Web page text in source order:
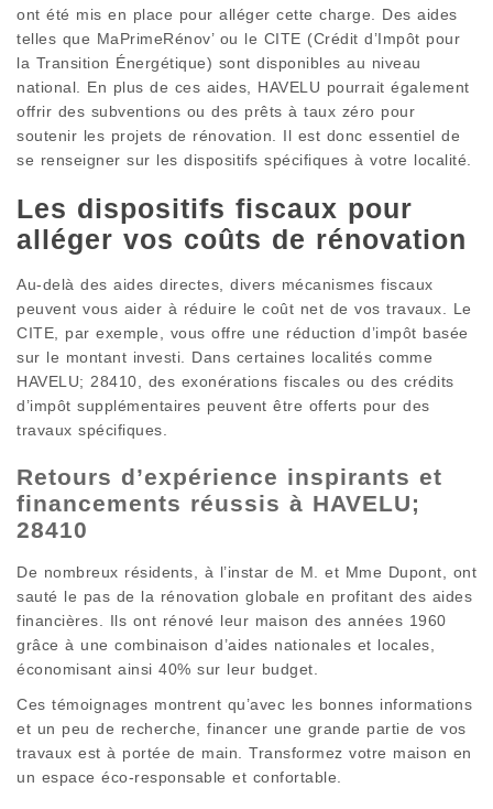
ont été mis en place pour alléger cette charge. Des aides
telles que MaPrimeRénov’ ou le CITE (Crédit d’Impôt pour
la Transition Énergétique) sont disponibles au niveau
national. En plus de ces aides, HAVELU pourrait également
offrir des subventions ou des prêts à taux zéro pour
soutenir les projets de rénovation. Il est donc essentiel de
se renseigner sur les dispositifs spécifiques à votre localité.
Les dispositifs fiscaux pour
alléger vos coûts de rénovation
Au-delà des aides directes, divers mécanismes fiscaux
peuvent vous aider à réduire le coût net de vos travaux. Le
CITE, par exemple, vous offre une réduction d’impôt basée
sur le montant investi. Dans certaines localités comme
HAVELU; 28410, des exonérations fiscales ou des crédits
d’impôt supplémentaires peuvent être offerts pour des
travaux spécifiques.
Retours d’expérience inspirants et
financements réussis à HAVELU;
28410
De nombreux résidents, à l’instar de M. et Mme Dupont, ont
sauté le pas de la rénovation globale en profitant des aides
financières. Ils ont rénové leur maison des années 1960
grâce à une combinaison d’aides nationales et locales,
économisant ainsi 40% sur leur budget.
Ces témoignages montrent qu’avec les bonnes informations
et un peu de recherche, financer une grande partie de vos
travaux est à portée de main. Transformez votre maison en
un espace éco-responsable et confortable.